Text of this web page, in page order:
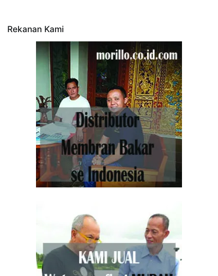
Rekanan Kami